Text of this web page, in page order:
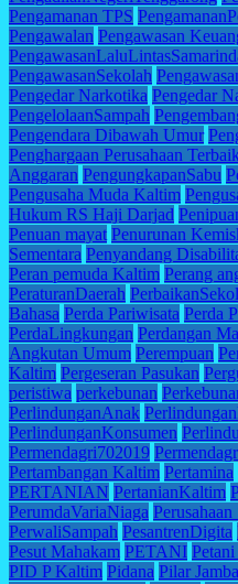
Pengamanan TPS
Pengawalan Pengawasan
PengawasanSekolah
Pengedar Narkotika Pengedar
PengelolaanSampah
Pengendara Dibawah Umur
Penghargaan Perusahaan
Anggaran PengungkapanSabu
Pengusaha Muda Kaltim
Hukum RS Haji Darjad
Penuan mayat Penurunan
Sementara Penyandang
Peran pemuda Kaltim Perang
PeraturanDaerah
Bahasa Perda Pariwisata Perda
PerdaLingkungan Perdangan
Angkutan Umum Perempuan
Kaltim Pergeseran Pasukan
peristiwa perkebunan
PerlindunganAnak
PerlindunganKonsumen
Permendagri702019
Pertambangan Kaltim Pertamina
PERTANIAN PertanianKaltim
PerumdaVariaNiaga
PerwaliSampah PesantrenDigita
Pesut Mahakam PETANI
PID P Kaltim Pidana Pilar